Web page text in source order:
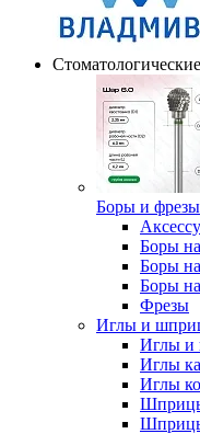
Боры и фрезы
Боры
Боры
Боры
Фрезы
Иглы и
Иглы и
Иглы
Иглы